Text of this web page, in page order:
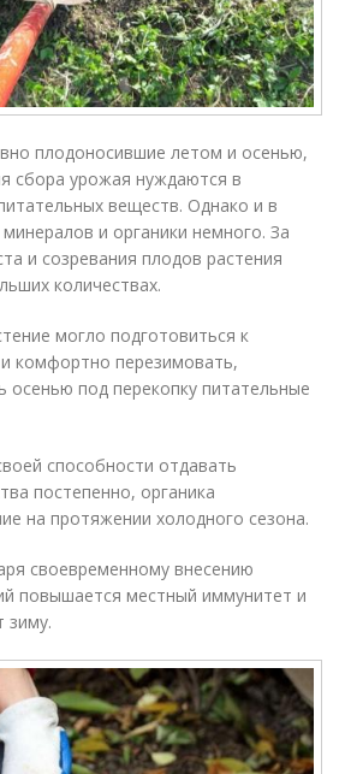
плодоносившие летом и осенью,
сбора урожая нуждаются в
веществ. Однако и в
и органики немного. За
и созревания плодов растения
количествах.
могло подготовиться к
комфортно перезимовать,
осенью под перекопку питательные
способности отдавать
постепенно, органика
на протяжении холодного сезона.
своевременному внесению
повышается местный иммунитет и
зиму.